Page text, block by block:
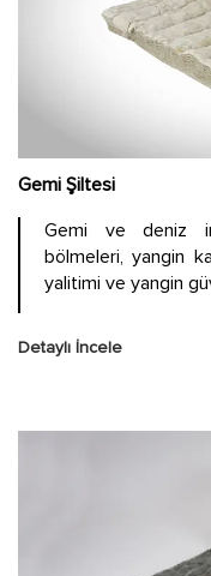
Gemi Şiltesi
Gemi ve deniz
bölmeleri, yangin
yalitimi ve yangin
Detaylı İncele